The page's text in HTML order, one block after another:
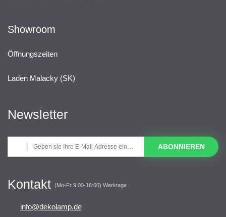
Showroom
Öffnungszeiten
Laden Malacky (SK)
Newsletter
ABONNIEREN
Kontakt (Mo-Fr 9:00-16:00) Werktage
info@dekolamp.de